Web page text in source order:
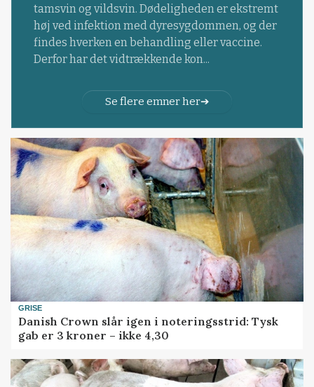
tamsvin og vildsvin. Dødeligheden er ekstremt
høj ved infektion med dyresygdommen, og der
findes hverken en behandling eller vaccine.
Derfor har det vidtrækkende kon...
Se flere emner her
GRISE
Danish Crown slår igen i noteringsstrid: Tysk
gab er 3 kroner – ikke 4,30